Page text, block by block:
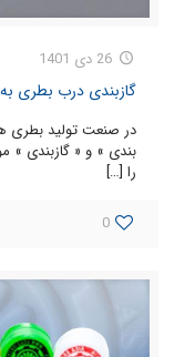
26 دی 1401
گازبندی درب بطری
در صنعت تولید بطری
بندی » و « گازبندی
را […]
0